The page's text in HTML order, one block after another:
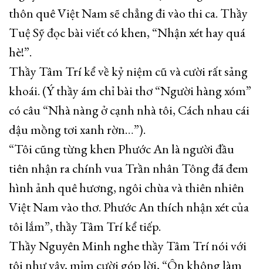
thôn quê Việt Nam sẽ chẳng đi vào thi ca. Thầy
Tuệ Sỹ đọc bài viết có khen, “Nhận xét hay quá
hè!”.
Thầy Tâm Trí kể về kỷ niệm cũ và cười rất sảng
khoái. (Ý thầy ám chỉ bài thơ “Người hàng xóm”
có câu “Nhà nàng ở cạnh nhà tôi, Cách nhau cái
dậu mồng tơi xanh rờn…”).
“Tôi cũng từng khen Phước An là người đầu
tiên nhận ra chính vua Trần nhân Tông đã đem
hình ảnh quê hương, ngôi chùa và thiên nhiên
Việt Nam vào thơ. Phước An thích nhận xét của
tôi lắm”, thầy Tâm Trí kể tiếp.
Thầy Nguyên Minh nghe thầy Tâm Trí nói với
tôi như vậy, mỉm cười góp lời, “Ôn không làm